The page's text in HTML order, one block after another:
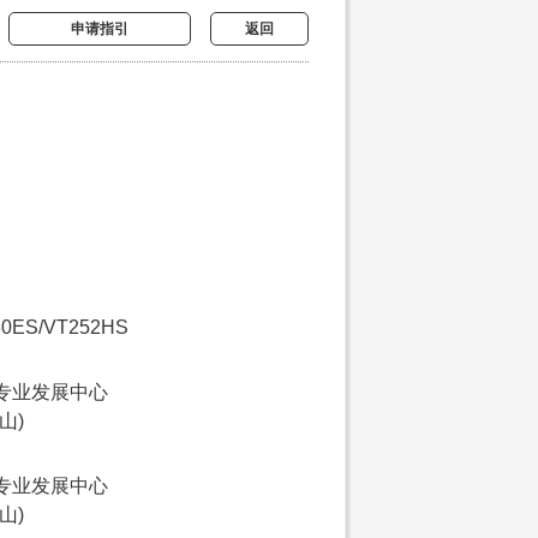
申请指引 返回
VT252HS
业发展中心
)
业发展中心
)